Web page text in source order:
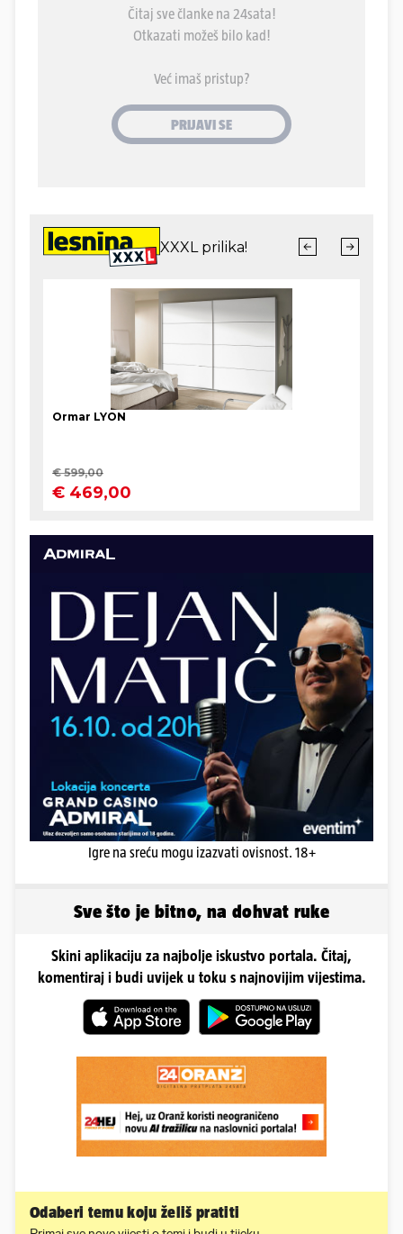
Igre na sreću mogu izazvati ovisnost. 18+
Sve što je bitno, na dohvat ruke
Skini aplikaciju za najbolje iskustvo portala. Čitaj,
komentiraj i budi uvijek u toku s najnovijim vijestima.
Odaberi temu koju želiš pratiti